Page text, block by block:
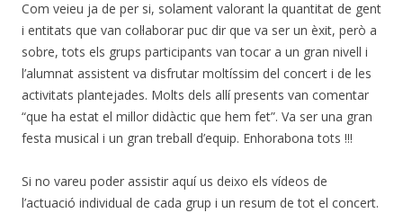
Com veieu ja de per si, solament valorant la quantitat de gent
i entitats que van col·laborar puc dir que va ser un èxit, però a
sobre, tots els grups participants van tocar a un gran nivell i
l’alumnat assistent va disfrutar moltíssim del concert i de les
activitats plantejades. Molts dels allí presents van comentar
“que ha estat el millor didàctic que hem fet”. Va ser una gran
festa musical i un gran treball d’equip. Enhorabona tots !!!
Si no vareu poder assistir aquí us deixo els vídeos de
l’actuació individual de cada grup i un resum de tot el concert.